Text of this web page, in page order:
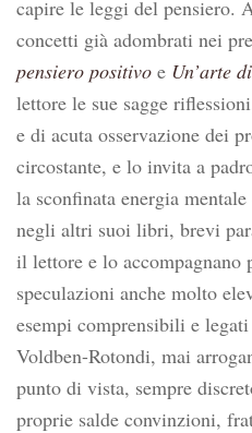
capire le leggi del pensiero.
concetti già adombrati nei
pensiero positivo e Un’arte
lettore le sue sagge
e di acuta osservazione dei
circostante, e lo invita a
la sconfinata energia
negli altri suoi libri, brevi
il lettore e lo accompagnano
speculazioni anche molto
esempi comprensibili e
Voldben-Rotondi, mai
punto di vista, sempre
proprie salde convinzioni,